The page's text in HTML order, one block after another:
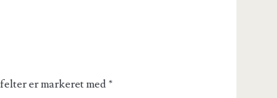
er markeret med*